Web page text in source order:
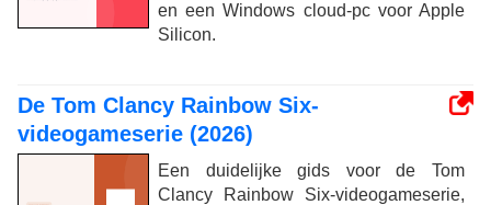
en een Windows cloud-pc voor Apple
Silicon.
De Tom Clancy Rainbow Six-
videogameserie (2026)
Een duidelijke gids voor de Tom
Clancy Rainbow Six-videogameserie,